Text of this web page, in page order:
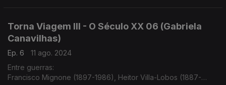
Torna Viagem III - O Século XX 06 (Gabriela
Canavilhas)
Ep. 6
11 ago. 2024
Entre guerras:
Francisco Mignone (1897-1986), Heitor Villa-Lobos (1887-